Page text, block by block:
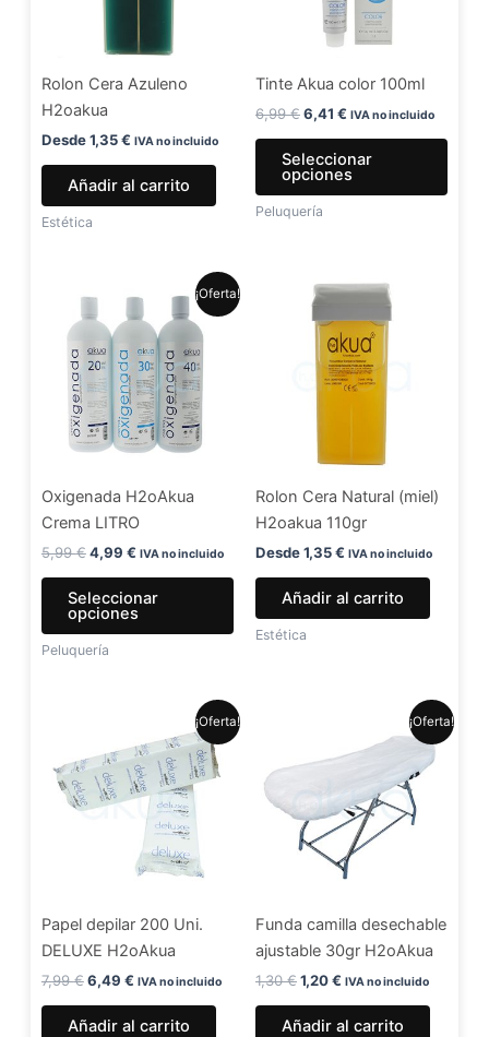
Rolon Cera Azuleno
H2oakua
Desde1,35€ IVA no incluido
Añadir al carrito
Estética
Tinte Akua color 100ml
6,99€6,41 € IVA no incluido
Seleccionar
opciones
en
Peluquería
¡Oferta!
Oxigenada H2oAkua
Crema LITRO
5,99€
original
era:
5,99 €.
4,99 €
precio
actual
4,99 €.
IVA no incluido
Seleccionar
opciones
Este
producto
pueden
elegir
la
página
de
Peluquería
Rolon Cera Natural (miel)
H2oakua 110gr
Desde1,35€ IVA no incluido
Añadir al carrito
Estética
¡Oferta!
Papel depilar 200 Uni.
DELUXE H2oAkua
7,99€
original
era:
7,99 €.
6,49 €
actual
es:
6,49 €.
IVA no incluido
Añadir al carrito
¡Oferta!
Funda camilla desechable
ajustable 30gr H2oAkua
1,30€
original
era:
1,20€
actual
1,20 €.
IVA no incluido
Añadir al carrito